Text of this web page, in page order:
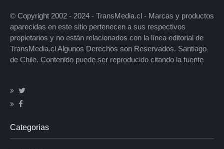
© Copyright 2002 - 2024 - TransMedia.cl - Marcas y productos
aparecidas en este sitio pertenecen a sus respectivos
propietarios y no están relacionados con la línea editorial de
TransMedia.cl Algunos Derechos son Reservados. Santiago
de Chile. Contenido puede ser reproducido citando la fuente
Categorias